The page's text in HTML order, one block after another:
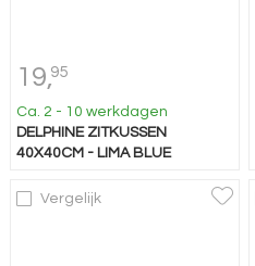
19,95
Ca. 2 - 10 werkdagen
DELPHINE ZITKUSSEN
40X40CM - LIMA BLUE
Vergelijk